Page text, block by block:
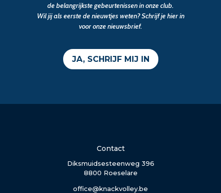
de belangrijkste gebeurtenissen in onze club.
Wil jij als eerste de nieuwtjes weten? Schrijf je hier in
voor onze nieuwsbrief.
JA, SCHRIJF MIJ IN
Contact
Diksmuidsesteenweg 396
8800 Roeselare
office@knackvolley.be